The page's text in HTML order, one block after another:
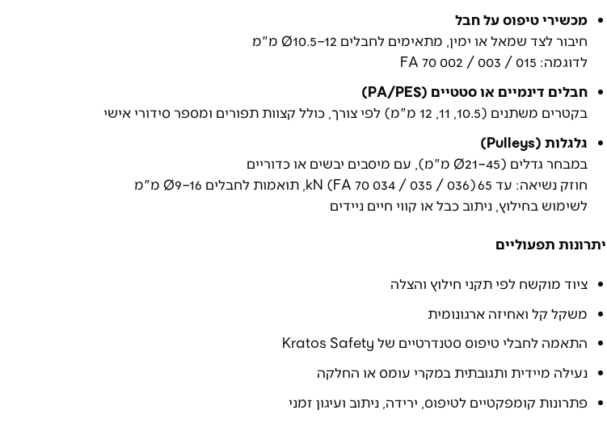
מכשירי טיפוס על חבל
חיבור לצד שמאל או ימין, מתאימים לחבלים Ø10.5–12 מ"מ
לדוגמה: FA 70 002 / 003 / 015
חבלים דינמיים או סטטיים (PA/PES)
בקטרים משתנים (10.5, 11, 12 מ"מ) לפי צורך, כולל קצוות תפורים ומספר סידורי אישי
גלגלות (Pulleys)
במבחר גדלים (Ø21–45 מ"מ), עם מיסבים יבשים או כדוריים
חוזק נשיאה: עד 65 kN (FA 70 034 / 035 / 036), תואמות לחבלים Ø9–16 מ"מ
לשימוש בחילוץ, ניתוב כבל או קווי חיים ניידים
יתרונות תפעוליים
ציוד מוקשח לפי תקני חילוץ והצלה
משקל קל ואחיזה ארגונומית
התאמה לחבלי טיפוס סטנדרטיים של Kratos Safety
נעילה מיידית ותגובתית במקרי עומס או החלקה
פתרונות קומפקטיים לטיפוס, ירידה, ניתוב ועיגון זמני